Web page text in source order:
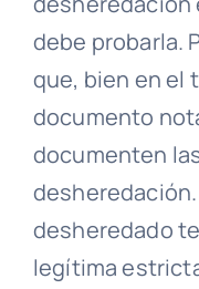
debe probarla.
que, bien en el
documento
documenten
desheredación.
desheredado
legítima